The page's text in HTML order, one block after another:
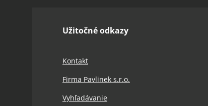
Užitočné odkazy
Kontakt
Firma Pavlinek s.r.o.
Vyhľadávanie